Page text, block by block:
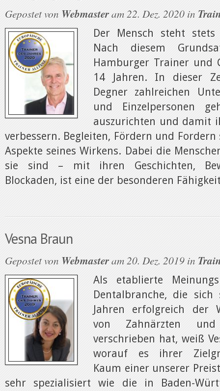
Gepostet von Webmasteram 22. Dez. 2020 in
Der Mensch steht
Nach diesem
Hamburger Trainer und
14 Jahren. In dieser
Degner zahlreichen
und Einzelpersonen
auszurichten und damit
verbessern. Begleiten, Fördern und
Aspekte seines Wirkens. Dabei die
sie sind – mit ihren Geschichten,
Blockaden, ist eine der besonderen
Vesna Braun
Gepostet von Webmasteram 20. Dez. 2019 in
Als etablierte
Dentalbranche, die
Jahren erfolgreich der
von Zahnärzten
verschrieben hat, weiß
worauf es ihrer
Kaum einer unserer
sehr spezialisiert wie die in Baden-